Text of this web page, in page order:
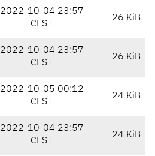
2022-10-04 23:57
CEST
26 KiB
2022-10-04 23:57
CEST
26 KiB
2022-10-05 00:12
CEST
24 KiB
2022-10-04 23:57
CEST
24 KiB